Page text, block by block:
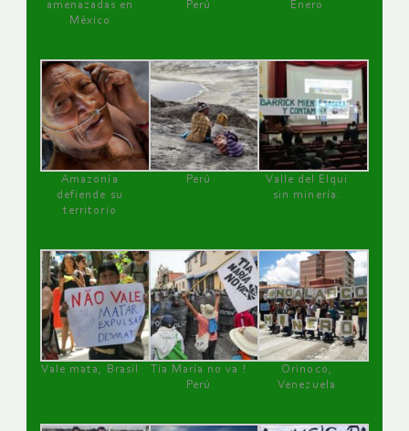
amenazadas en
México
Perú
Enero
Amazonía
defiende su
territorio
Perú
Valle del Elqui
sin minería.
Vale mata, Brasil
Tía María no va !
Perú
Orinoco,
Venezuela